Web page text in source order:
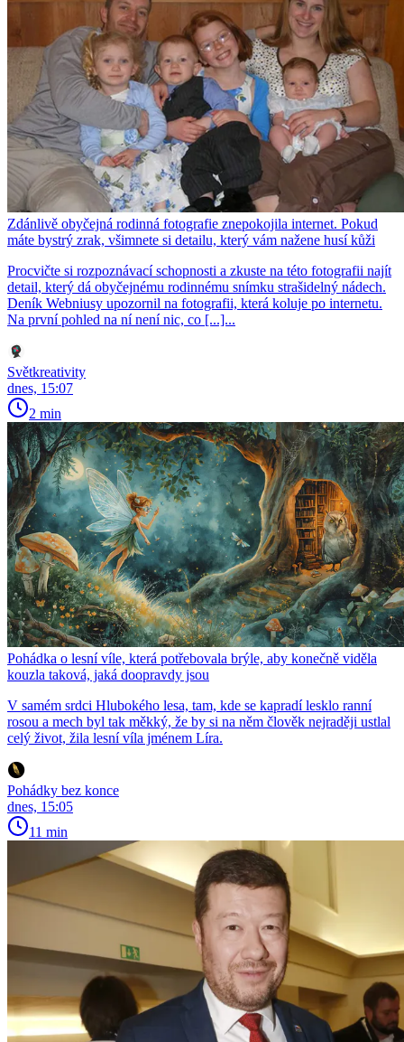
Zdánlivě obyčejná rodinná fotografie znepokojila internet. Pokud
máte bystrý zrak, všimnete si detailu, který vám nažene husí kůži
Procvičte si rozpoznávací schopnosti a zkuste na této fotografii najít
detail, který dá obyčejnému rodinnému snímku strašidelný nádech.
Deník Webniusy upozornil na fotografii, která koluje po internetu.
Na první pohled na ní není nic, co [...]...
Světkreativity
dnes, 15:07
2 min
Pohádka o lesní víle, která potřebovala brýle, aby konečně viděla
kouzla taková, jaká doopravdy jsou
V samém srdci Hlubokého lesa, tam, kde se kapradí lesklo ranní
rosou a mech byl tak měkký, že by si na něm člověk nejraději ustlal
celý život, žila lesní víla jménem Líra.
Pohádky bez konce
dnes, 15:05
11 min